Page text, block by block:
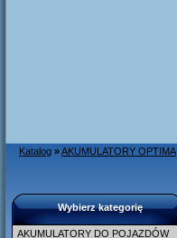
Katalog »AKUMULATORY OPTIMA
Wybierz kategorię
AKUMULATORY DO POJAZDÓW